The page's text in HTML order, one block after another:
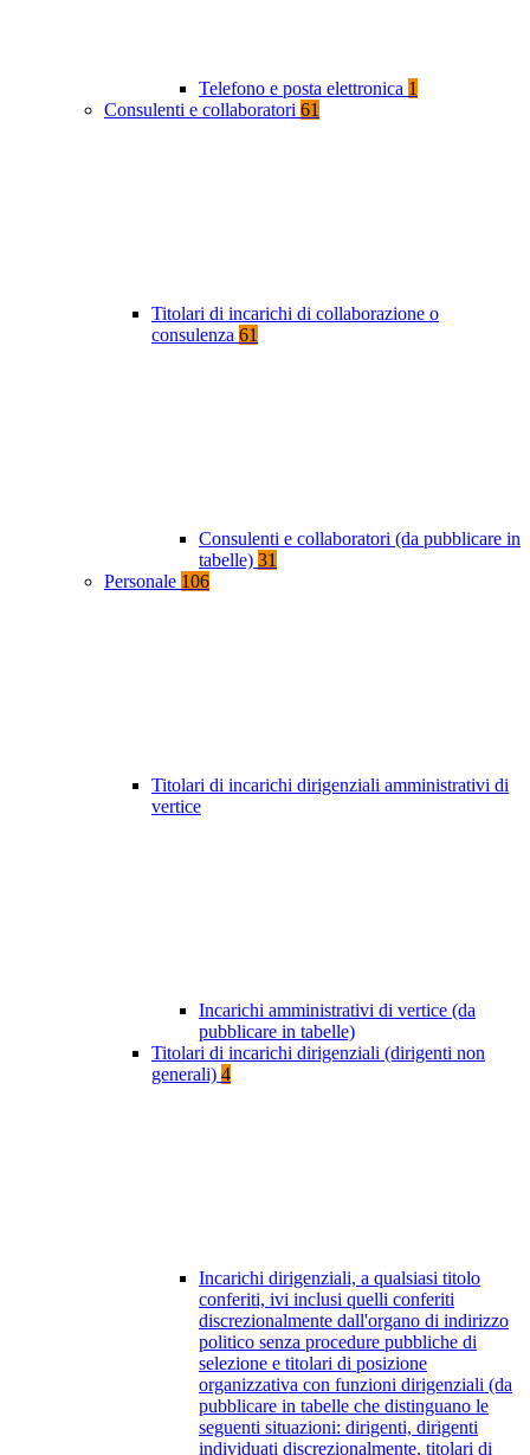
Telefono e posta elettronica 1
Consulenti e collaboratori 61
Titolari di incarichi di collaborazione o
consulenza 61
Consulenti e collaboratori (da pubblicare in
tabelle) 31
Personale 106
Titolari di incarichi dirigenziali amministrativi di
vertice
Incarichi amministrativi di vertice (da
pubblicare in tabelle)
Titolari di incarichi dirigenziali (dirigenti non
generali) 4
Incarichi dirigenziali, a qualsiasi titolo
conferiti, ivi inclusi quelli conferiti
discrezionalmente dall'organo di indirizzo
politico senza procedure pubbliche di
selezione e titolari di posizione
organizzativa con funzioni dirigenziali (da
pubblicare in tabelle che distinguano le
seguenti situazioni: dirigenti, dirigenti
individuati discrezionalmente, titolari di